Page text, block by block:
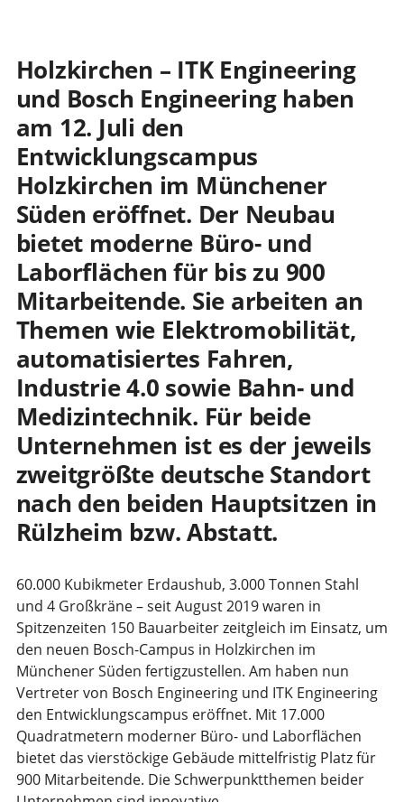
Holzkirchen – ITK Engineering
und Bosch Engineering haben
am 12. Juli den
Entwicklungscampus
Holzkirchen im Münchener
Süden eröffnet. Der Neubau
bietet moderne Büro- und
Laborflächen für bis zu 900
Mitarbeitende. Sie arbeiten an
Themen wie Elektromobilität,
automatisiertes Fahren,
Industrie 4.0 sowie Bahn- und
Medizintechnik. Für beide
Unternehmen ist es der jeweils
zweitgrößte deutsche Standort
nach den beiden Hauptsitzen in
Rülzheim bzw. Abstatt.
60.000 Kubikmeter Erdaushub, 3.000 Tonnen Stahl
und 4 Großkräne – seit August 2019 waren in
Spitzenzeiten 150 Bauarbeiter zeitgleich im Einsatz, um
den neuen Bosch-Campus in Holzkirchen im
Münchener Süden fertigzustellen. Am haben nun
Vertreter von Bosch Engineering und ITK Engineering
den Entwicklungscampus eröffnet. Mit 17.000
Quadratmetern moderner Büro- und Laborflächen
bietet das vierstöckige Gebäude mittelfristig Platz für
900 Mitarbeitende. Die Schwerpunktthemen beider